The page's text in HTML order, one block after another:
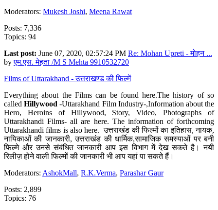
Moderators: Mukesh Joshi, Meena Rawat
Posts: 7,336
Topics: 94
Last post: June 07, 2020, 02:57:24 PM Re: Mohan Upreti - मोहन ...
byएम.एस. मेहता /M S Mehta 9910532720
Films of Uttarakhand - उत्तराखण्ड की फिल्में
Everything about the Films can be found here.The history of so
calledHillywood-Uttarakhand Film Industry-,Information about the
Hero, Heroins of Hillywood, Story, Video, Photographs of
Uttarakhandi Films- all are here. The information of forthcoming
Uttarakhandi films is also here. उत्तराखंड की फिल्मों का इतिहास, नायक,
नायिकाओं की जानकारी, उत्तराखंड की धार्मिक,सामाजिक समस्याओं पर बनी
फिल्मे और उनसे संबंधित जानकारी आप इस विभाग में देख सकते है। नयी
रिलीज़ होने वाली फिल्मों की जानकारी भी आप यहां पा सकते हैं।
Moderators: AshokMall, R.K.Verma, Parashar Gaur
Posts: 2,899
Topics: 76